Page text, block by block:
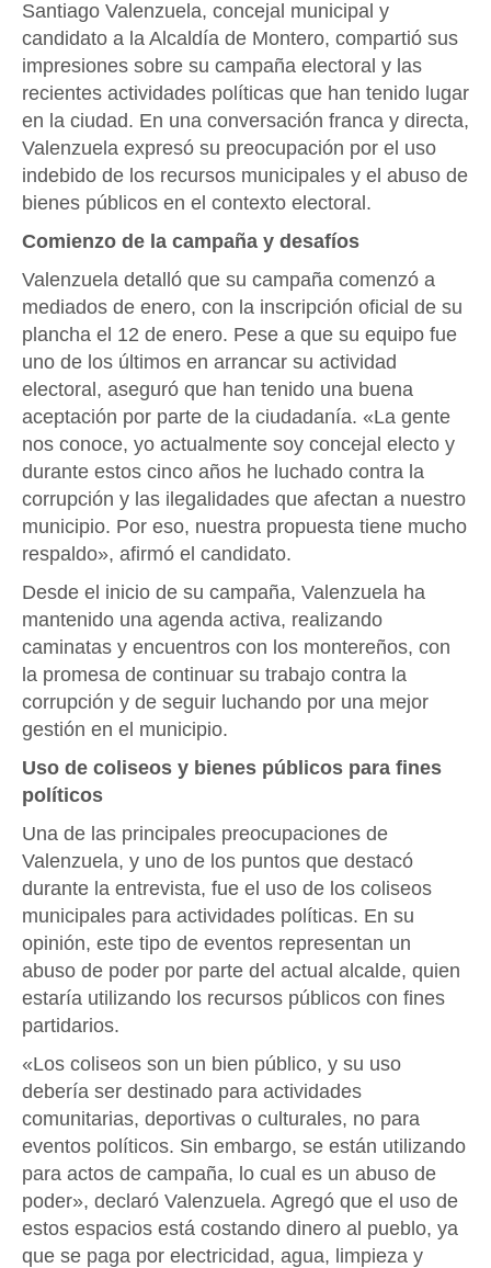
Santiago Valenzuela, concejal municipal y
candidato a la Alcaldía de Montero, compartió sus
impresiones sobre su campaña electoral y las
recientes actividades políticas que han tenido lugar
en la ciudad. En una conversación franca y directa,
Valenzuela expresó su preocupación por el uso
indebido de los recursos municipales y el abuso de
bienes públicos en el contexto electoral.
Comienzo de la campaña y desafíos
Valenzuela detalló que su campaña comenzó a
mediados de enero, con la inscripción oficial de su
plancha el 12 de enero. Pese a que su equipo fue
uno de los últimos en arrancar su actividad
electoral, aseguró que han tenido una buena
aceptación por parte de la ciudadanía. «La gente
nos conoce, yo actualmente soy concejal electo y
durante estos cinco años he luchado contra la
corrupción y las ilegalidades que afectan a nuestro
municipio. Por eso, nuestra propuesta tiene mucho
respaldo», afirmó el candidato.
Desde el inicio de su campaña, Valenzuela ha
mantenido una agenda activa, realizando
caminatas y encuentros con los montereños, con
la promesa de continuar su trabajo contra la
corrupción y de seguir luchando por una mejor
gestión en el municipio.
Uso de coliseos y bienes públicos para fines
políticos
Una de las principales preocupaciones de
Valenzuela, y uno de los puntos que destacó
durante la entrevista, fue el uso de los coliseos
municipales para actividades políticas. En su
opinión, este tipo de eventos representan un
abuso de poder por parte del actual alcalde, quien
estaría utilizando los recursos públicos con fines
partidarios.
«Los coliseos son un bien público, y su uso
debería ser destinado para actividades
comunitarias, deportivas o culturales, no para
eventos políticos. Sin embargo, se están utilizando
para actos de campaña, lo cual es un abuso de
poder», declaró Valenzuela. Agregó que el uso de
estos espacios está costando dinero al pueblo, ya
que se paga por electricidad, agua, limpieza y